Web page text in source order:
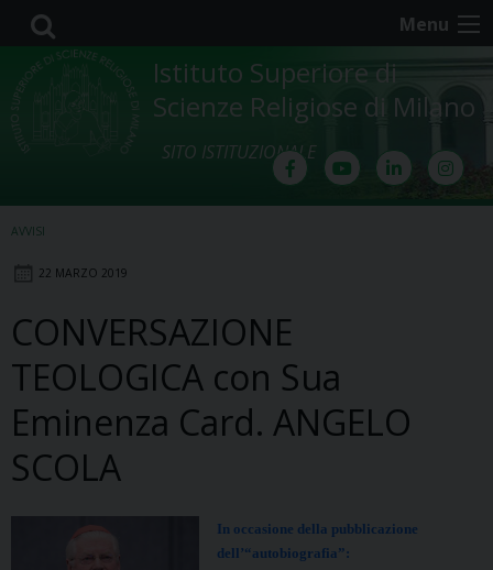
Skip
content
Menu
Istituto Superiore di
Scienze Religiose di Milano
SITO ISTITUZIONALE
AVVISI
22 MARZO 2019
CONVERSAZIONE
TEOLOGICA con Sua
Eminenza Card. ANGELO
SCOLA
In occasione della pubblicazione
dell’“autobiografia”: